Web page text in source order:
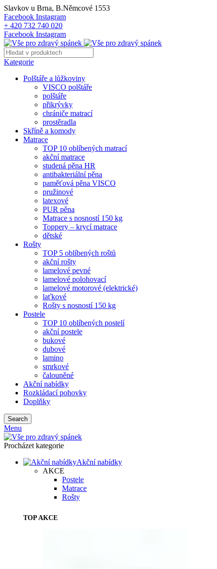
Slavkov u Brna, B.Němcové 1553
Facebook Instagram
+ 420 732 740 020
Facebook Instagram
Kategorie
Polštáře a lůžkoviny
VISCO polštáře
polštáře
přikrývky
chrániče matrací
prostěradla
Skříně a komody
Matrace
TOP 10 oblíbených matrací
akční matrace
studená pěna HR
antibakteriální pěna
paměťová pěna VISCO
pružinové
latexové
PUR pěna
Matrace s nosností 150 kg
Toppery – krycí matrace
dětské
Rošty
TOP 5 oblíbených roštů
akční rošty
lamelové pevné
lamelové polohovací
lamelové motorové (elektrické)
laťkové
Rošty s nosností 150 kg
Postele
TOP 10 oblíbených postelí
akční postele
bukové
dubové
lamino
smrkové
čalouněné
Akční nabídky
Rozkládací pohovky
Doplňky
Search
Menu
Procházet kategorie
Akční nabídky
AKCE
Postele
Matrace
Rošty
TOP AKCE